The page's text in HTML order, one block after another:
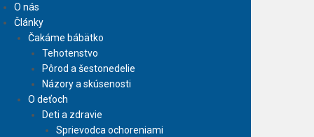
O nás
Články
Čakáme bábätko
Tehotenstvo
Pôrod a šestonedelie
Názory a skúsenosti
O deťoch
Deti a zdravie
Sprievodca ochoreniami